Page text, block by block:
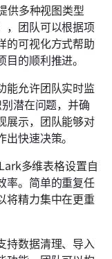
供多种视图类型
，团队可以根据项
的可视化方式帮助
的顺利推进。
能允许团队实时监
潜在问题，并确
展示，团队能够对
快速决策。
多维表格设置自
率。简单的重复任
将精力集中在更重
持数据清理、导入